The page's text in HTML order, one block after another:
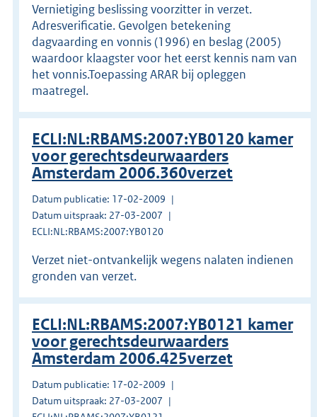
Vernietiging beslissing voorzitter in verzet.
Adresverificatie. Gevolgen betekening
dagvaarding en vonnis (1996) en beslag (2005)
waardoor klaagster voor het eerst kennis nam van
het vonnis.Toepassing ARAR bij opleggen
maatregel.
ECLI:NL:RBAMS:2007:YB0120 kamer
voor gerechtsdeurwaarders
Amsterdam 2006.360verzet
Datum publicatie: 17-02-2009
Datum uitspraak: 27-03-2007
ECLI:NL:RBAMS:2007:YB0120
Verzet niet-ontvankelijk wegens nalaten indienen
gronden van verzet.
ECLI:NL:RBAMS:2007:YB0121 kamer
voor gerechtsdeurwaarders
Amsterdam 2006.425verzet
Datum publicatie: 17-02-2009
Datum uitspraak: 27-03-2007